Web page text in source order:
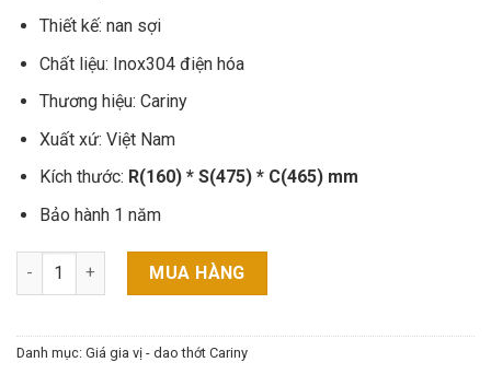
Thiết kế: nan sợi
Chất liệu: Inox304 điện hóa
Thương hiệu: Cariny
Xuất xứ: Việt Nam
Kích thước: R(160) * S(475) * C(465) mm
Bảo hành 1 năm
Giá gia vị CS1621 Cariny số lượng
MUA HÀNG
Danh mục: Giá gia vị - dao thớt Cariny